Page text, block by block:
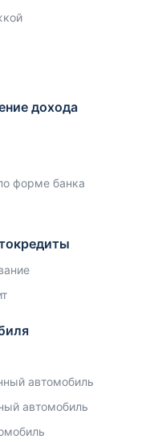
дохода
форме банка
автомобиль
автомобиль